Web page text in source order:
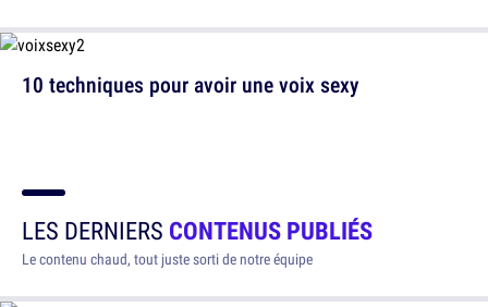
10 techniques pour avoir une voix sexy
LES DERNIERS CONTENUS PUBLIÉS
Le contenu chaud, tout juste sorti de notre équipe